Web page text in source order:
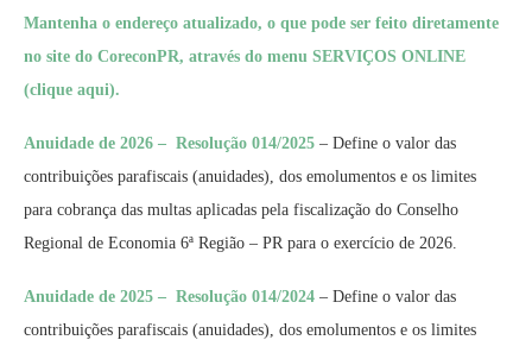
Mantenha o endereço atualizado, o que pode ser feito diretamente
no site do CoreconPR, através do menu SERVIÇOS ONLINE
(clique aqui).
Anuidade de 2026 – Resolução 014/2025 – Define o valor das
contribuições parafiscais (anuidades), dos emolumentos e os limites
para cobrança das multas aplicadas pela fiscalização do Conselho
Regional de Economia 6ª Região – PR para o exercício de 2026.
Anuidade de 2025 – Resolução 014/2024 – Define o valor das
contribuições parafiscais (anuidades), dos emolumentos e os limites